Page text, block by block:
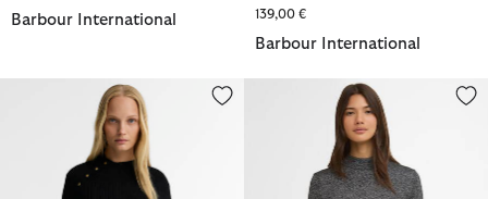
Barbour International 139,00 €
Barbour International
Pullover Molina Funnel Neck Pullover Monique